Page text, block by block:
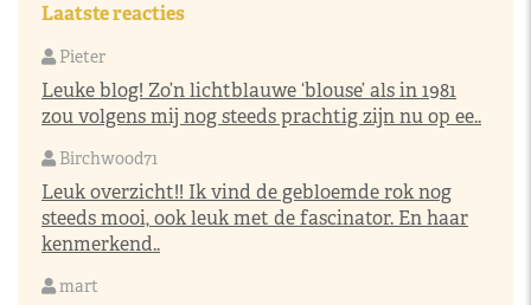
Laatste reacties
Pieter
Leuke blog! Zo’n lichtblauwe ‘blouse’ als in 1981
zou volgens mij nog steeds prachtig zijn nu op ee..
Birchwood71
Leuk overzicht!! Ik vind de gebloemde rok nog
steeds mooi, ook leuk met de fascinator. En haar
kenmerkend..
mart